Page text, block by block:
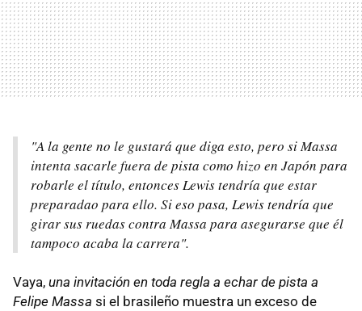
"A la gente no le gustará que diga esto, pero si Massa
intenta sacarle fuera de pista como hizo en Japón para
robarle el título, entonces Lewis tendría que estar
preparadao para ello. Si eso pasa, Lewis tendría que
girar sus ruedas contra Massa para asegurarse que él
tampoco acaba la carrera".
Vaya, una invitación en toda regla a echar de pista a
Felipe Massa si el brasileño muestra un exceso de